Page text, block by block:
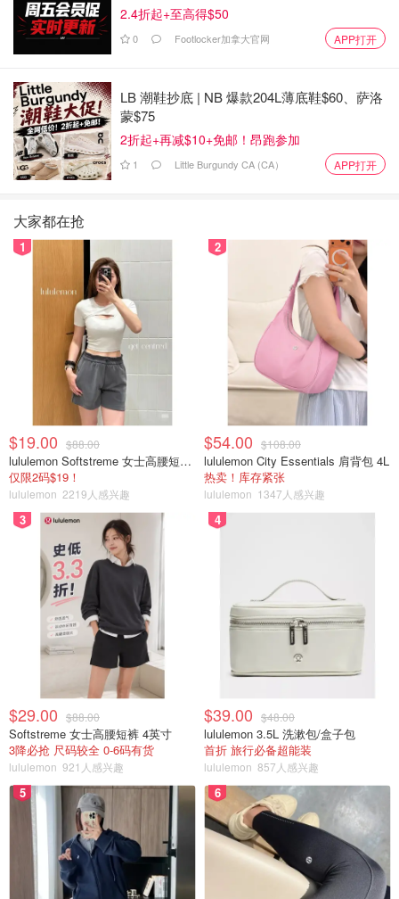
2.4折起+至高得$50
0 Footlocker加拿大官网 APP打开
LB 潮鞋抄底 | NB 爆款204L薄底鞋$60、萨洛
蒙$75
2折起+再减$10+免邮！昂跑参加
1 Little Burgundy CA (CA） APP打开
大家都在抢
1
$19.00 $88.00
lululemon Softstreme 女士高腰短裤 10cm
仅限2码$19！
lululemon 2219人感兴趣
2
$54.00 $108.00
lululemon City Essentials 肩背包 4L
热卖！库存紧张
lululemon 1347人感兴趣
3
$29.00 $88.00
Softstreme 女士高腰短裤 4英寸
3降必抢 尺码较全 0-6码有货
lululemon 921人感兴趣
4
$39.00 $48.00
lululemon 3.5L 洗漱包/盒子包
首折 旅行必备超能装
lululemon 857人感兴趣
5 6